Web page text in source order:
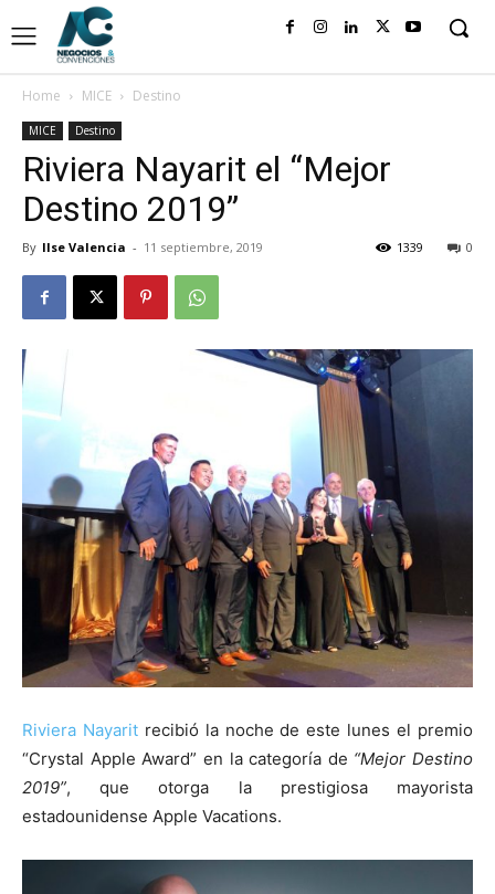
Home MICE Destino
MICE Destino
Riviera Nayarit el “Mejor
Destino 2019”
By Ilse Valencia - 11 septiembre, 2019 0
1339
Riviera Nayarit recibió la noche de este lunes el premio
“Crystal Apple Award” en la categoría de “Mejor Destino
2019”, que otorga la prestigiosa mayorista
estadounidense Apple Vacations.